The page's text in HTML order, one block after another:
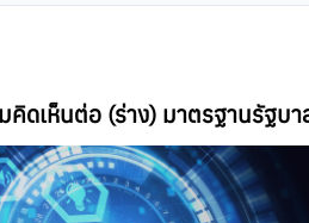
ดเห็นต่อ (ร่าง) มาตรฐานรัฐบ